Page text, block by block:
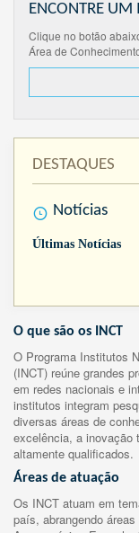
ENCONTRE UM
Clique no botão
Área de
DESTAQUES
Notícias
Últimas Notícias
O que são os INCT
O Programa Institutos
(INCT) reúne grandes
em redes nacionais e
institutos integram
diversas áreas de
excelência, a inovação
altamente qualificados.
Áreas de atuação
Os INCT atuam em
país, abrangendo